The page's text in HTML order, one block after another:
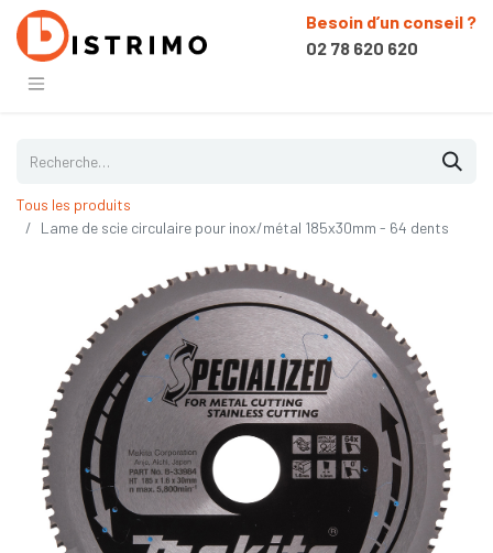
Besoin d’un conseil ?
02 78 620 620
Tous les produits
Lame de scie circulaire pour inox/métal 185x30mm - 64 dents